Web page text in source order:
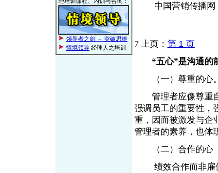
领导者之剑 － 突破思维
情境领导 经理人之培训
中国营销传播
7 上页： 第 1 页
“五心”是沟通的
（一）尊重的心
管理者应像尊重自
强调员工的重要性，
重，因而被激发与企
管理者的素养，也
（二）合作的
绩效合作而非雇佣